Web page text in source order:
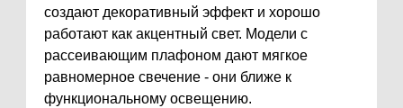
создают декоративный эффект и хорошо
работают как акцентный свет. Модели с
рассеивающим плафоном дают мягкое
равномерное свечение - они ближе к
функциональному освещению.